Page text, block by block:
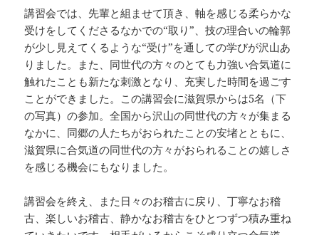
講習会では、先輩と組ませて頂き、軸を感じる柔らかな
受けをしてくださるなかでの“取り”、技の理合いの輪郭
が少し見えてくるような“受け”を通しての学びが沢山あ
りました。また、同世代の方々のとても力強い合気道に
触れたことも新たな刺激となり、充実した時間を過ごす
ことができました。この講習会に滋賀県からは5名（下
の写真）の参加。全国から沢山の同世代の方々が集まる
なかに、同郷の人たちがおられたことの安堵とともに、
滋賀県に合気道の同世代の方々がおられることの嬉しさ
を感じる機会にもなりました。
講習会を終え、また日々のお稽古に戻り、丁寧なお稽
古、楽しいお稽古、静かなお稽古をひとつずつ積み重ね